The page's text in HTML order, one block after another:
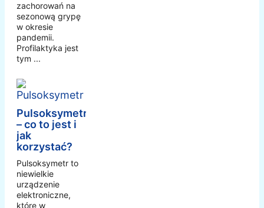
zachorowań na
sezonową grypę
w okresie
pandemii.
Profilaktyka jest
tym ...
Pulsoksymetr
– co to jest i
jak
korzystać?
Pulsoksymetr to
niewielkie
urządzenie
elektroniczne,
które w